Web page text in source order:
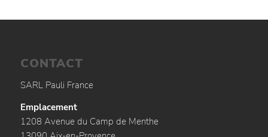
CONTACT
SARL Pauli France
Emplacement
1208 Avenue du Camp de Menthe